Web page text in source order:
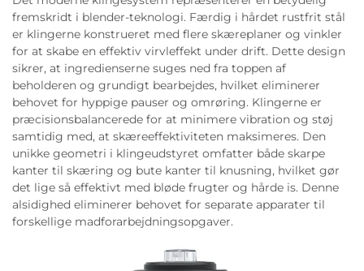
fremskridt i blender-teknologi. Færdig i hårdet rustfrit stål
er klingerne konstrueret med flere skæreplaner og vinkler
for at skabe en effektiv virvleffekt under drift. Dette design
sikrer, at ingredienserne suges ned fra toppen af
beholderen og grundigt bearbejdes, hvilket eliminerer
behovet for hyppige pauser og omrøring. Klingerne er
præcisionsbalancerede for at minimere vibration og støj
samtidig med, at skæreeffektiviteten maksimeres. Den
unikke geometri i klingeudstyret omfatter både skarpe
kanter til skæring og bute kanter til knusning, hvilket gør
det lige så effektivt med bløde frugter og hårde is. Denne
alsidighed eliminerer behovet for separate apparater til
forskellige madforarbejdningsopgaver.